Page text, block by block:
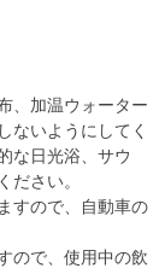
、加温ウォーター
ないようにしてく
な日光浴、サウ
ださい。
すので、自動車の
ので、使用中の飲